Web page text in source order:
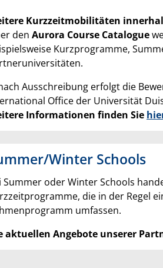
Kurzzeitmobilitäten
den Aurora Course Catalogue
Kurzprogramme,
Ausschreibung erfolgt die
Office der Universität
Informationen finden Sie
Winter Schools
Summer oder Winter Schools
die in der Regel
umfassen.
aktuellen Angebote unserer